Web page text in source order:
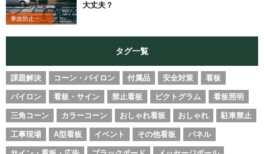
事故防止・業務改善
大丈夫？
タグ一覧
課題解決 コーン・パイロン 付属品 安全対策 看板
パイロン 看板・サイン 禁止看板 ピクトグラム 看板照明
三角コーン カラーコーン おしゃれ看板 おしゃれ 駐車禁止
工事現場 A型看板 イベント その他看板 パネル